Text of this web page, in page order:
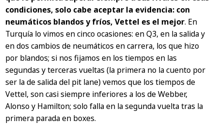
condiciones, solo cabe aceptar la evidencia: con
neumáticos blandos y fríos, Vettel es el mejor. En
Turquía lo vimos en cinco ocasiones: en Q3, en la salida y
en dos cambios de neumáticos en carrera, los que hizo
por blandos; si nos fijamos en los tiempos en las
segundas y terceras vueltas (la primera no la cuento por
ser la de salida del pit lane) vemos que los tiempos de
Vettel, son casi siempre inferiores a los de Webber,
Alonso y Hamilton; solo falla en la segunda vuelta tras la
primera parada en boxes.